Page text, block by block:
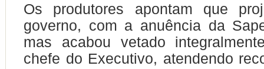
Os produtores apontam que
governo, com a anuência da
mas acabou vetado
chefe do Executivo, atendendo